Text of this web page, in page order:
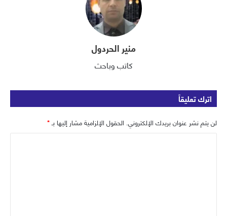
منير الحردول
كاتب وباحث
اترك تعليقاً
لن يتم نشر عنوان بريدك الإلكتروني. الحقول الإلزامية مشار إليها بـ*